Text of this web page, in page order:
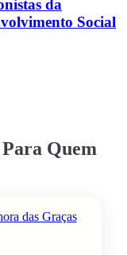
da
Social
Quem